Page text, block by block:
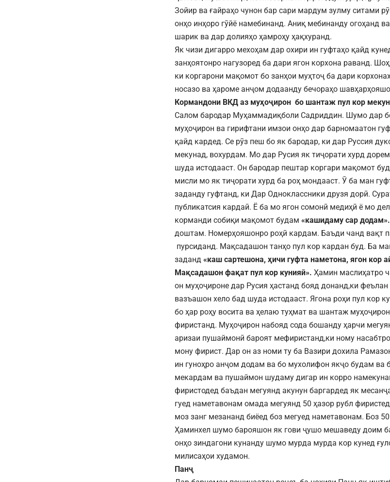
Зойир ва ғайраҳо чунон бар сари мардум зулму ситами
онҳо инҳоро гӯйё намебинанд. Аниқ мебинанду огоҳанд
шарик ва дар долияҳо ҳамроҳу ҳақхуранд.
Як чизи дигарро мехоҳам дар охири ин гуфтаҳо қайд
занҳоятонро нагузоред ба дари ягон корхона раванд.
ки коргарони мақомот бо занҳои муҳтоҷ ба дари
носазо ва ҳароме анҷом додаанду бечораҳо
Кормандони ВКД аз муҳоҷирон бо шантаж пул кор
Салом бародар Муҳаммадиқболи Садриддин. Шумо дар
муҳоҷирон ва гирифтани имзои онҳо дар барномаатон
қайд кардед. Се рӯз пеш бо як бародар, ки дар Руссия
мекунад, вохурдам. Мо дар Русия як тиҷорати хурд
шуда истодааст. Он бародар пештар коргари мақомот
мисли мо як тиҷорати хурд ба роҳ мондааст. Ӯ ба ман
заданду гуфтанд, ки Дар Одноклассники друзя дорӣ.
публикатсия кардаӣ. Ё ба мо ягон сомонӣ медиҳӣ ё мо
корманди собиқи мақомот будам «кашидаму сар додам».
доштам. Номерҳояшонро роҳӣ кардам. Баъди чанд вақт
пурсиданд. Мақсадашон танҳо пул кор кардан буд. Ба
заданд «каш сартешона, ҳичи гуфта наметона, ягон кор
Мақсадашон фақат пул кор кунияй». Ҳамин маслиҳатро
он муҳоҷироне дар Русия ҳастанд бояд донанд,ки
вазъашон хело бад шуда истодааст. Ягона роҳи пул кор
бо ҳар роҳу восита ва ҳелаю туҳмат ва шантаж
фиристанд. Муҳоҷирон набояд сода бошанду ҳарчи
аризаи пушаймонӣ бароят мефиристанд,ки ному
мону фирист. Дар он аз номи ту ба Вазири дохила
ин гуноҳро анҷом додам ва бо мухолифон якҷо будам ва
мекардам ва пушаймон шудаму дигар ин корро
фиристодед баъдан мегуянд акунун баргардед як
гуед наметавонам омада мегуянд 50 ҳазор рубл
моз занг мезананд биёед боз мегуед наметавонам. Боз
Ҳаминхел шумо барояшон як гови ҷушо мешаведу доим
онҳо зиндагони кунанду шумо мурда мурда кор кунед
милисаҳои худамон.
Панҷ